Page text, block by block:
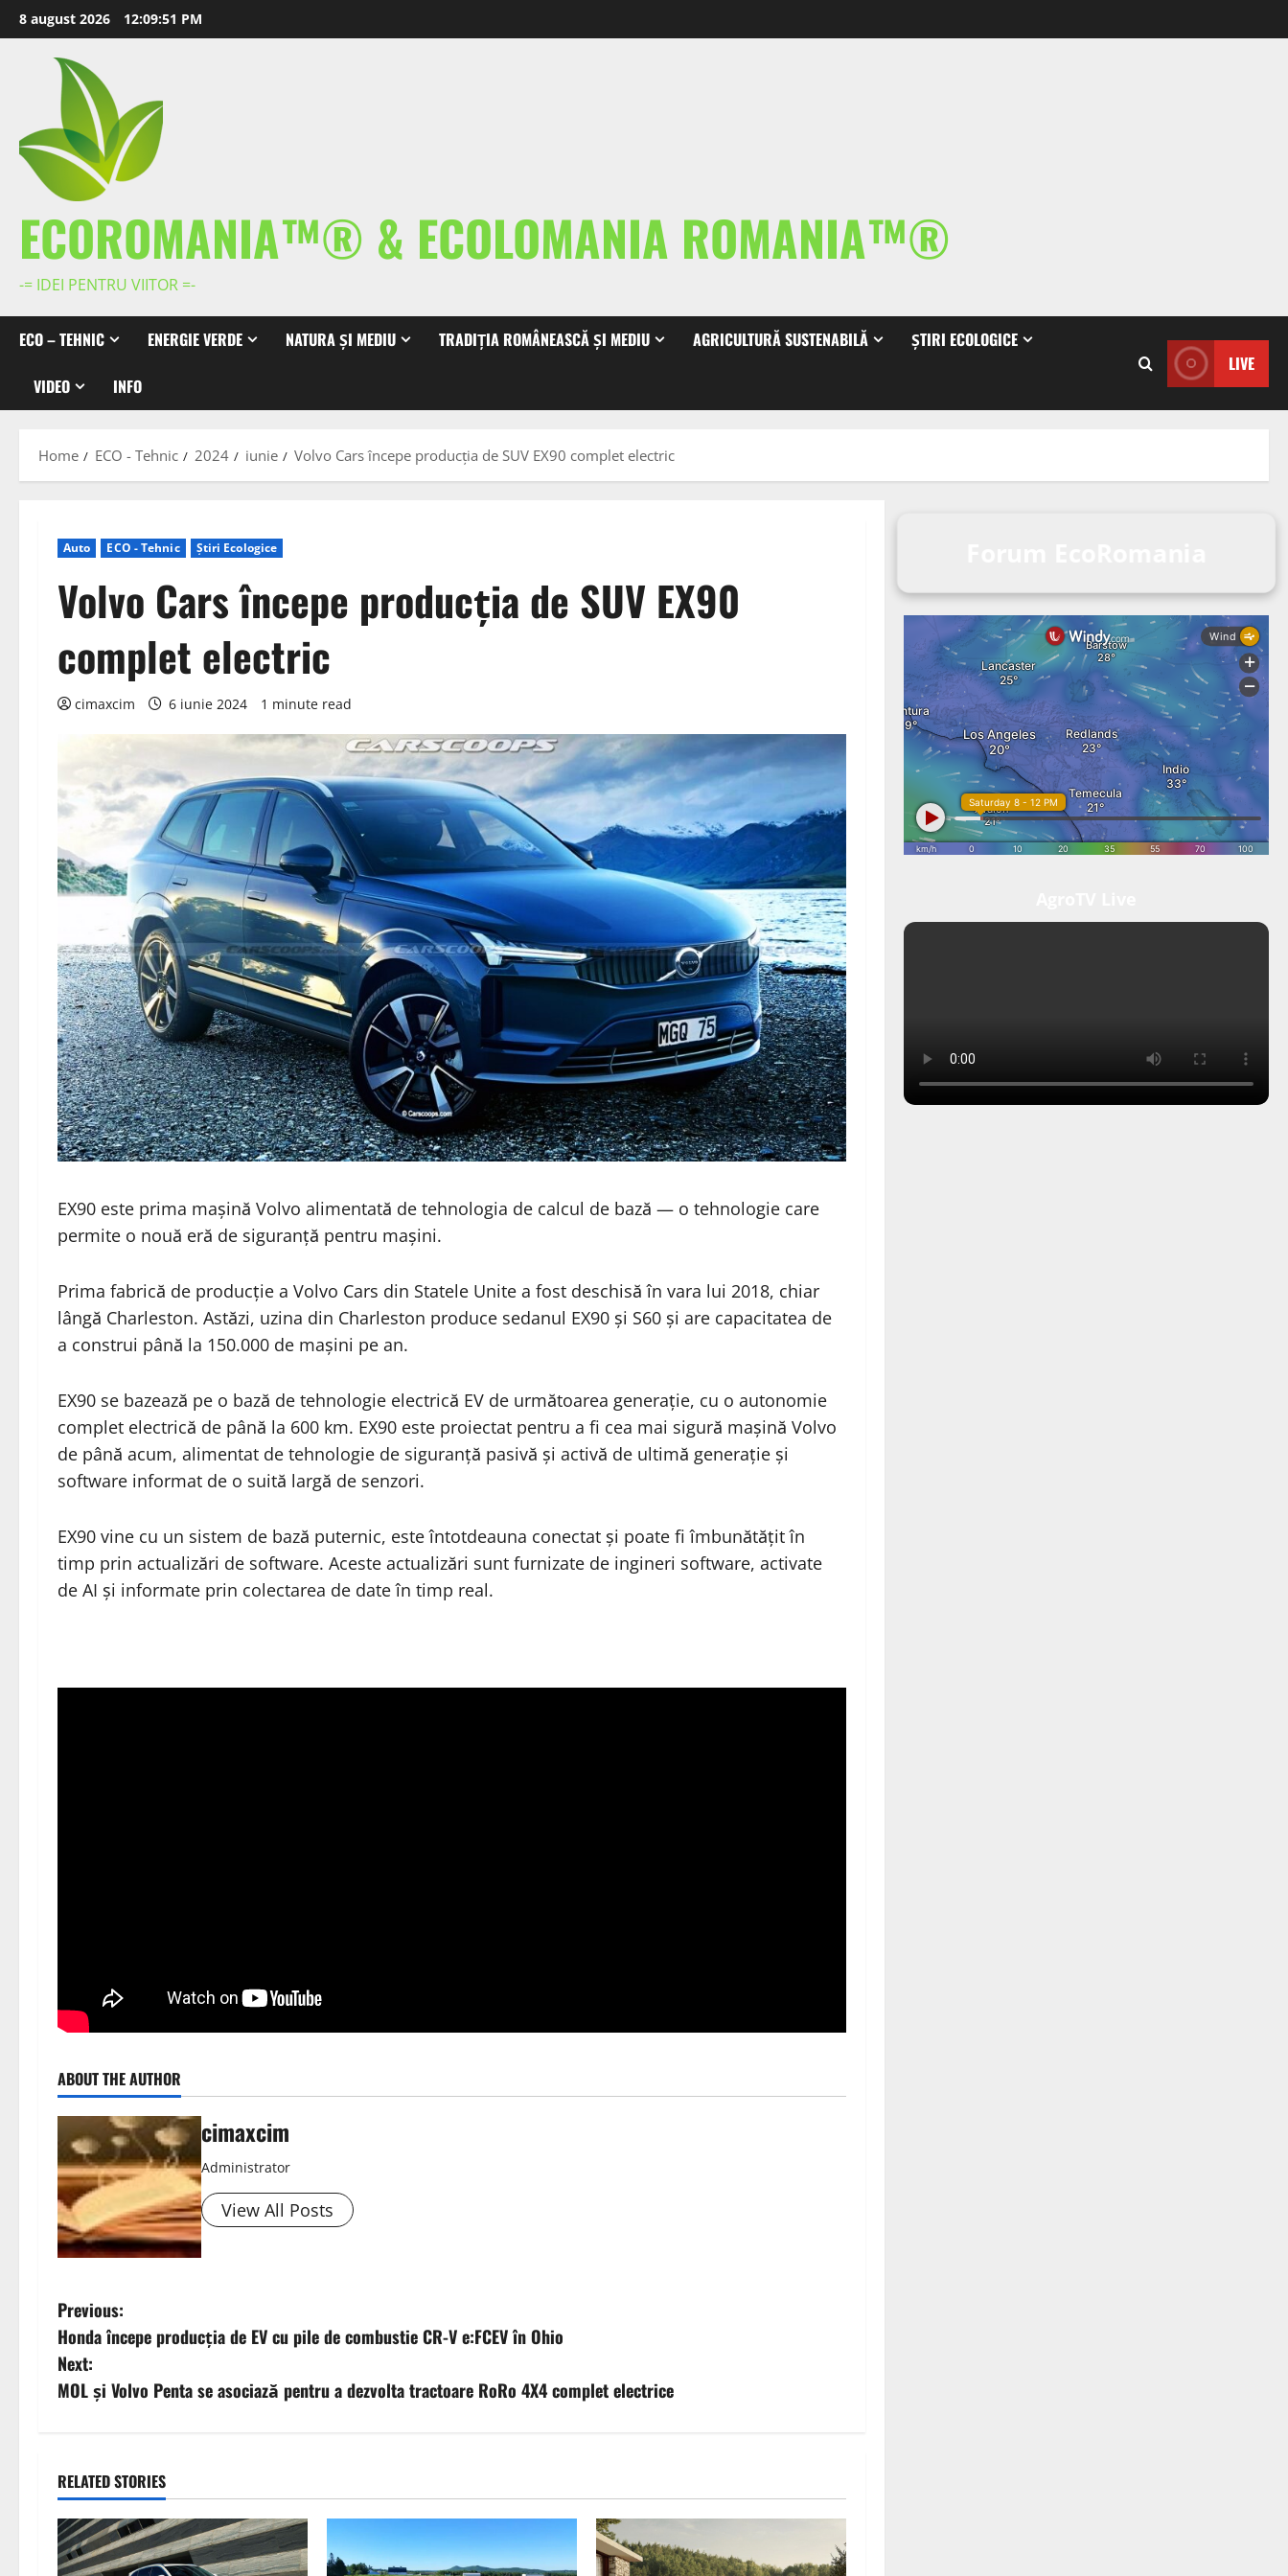
Skip
to
content
8 august 2026 12:09:52 PM
ECOROMANIA™® & ECOLOMANIA ROMANIA™®
-= IDEI PENTRU VIITOR =-
ECO – TEHNIC ENERGIE VERDE NATURA ȘI MEDIU TRADIȚIA ROMÂNEASCĂ ȘI MEDIU AGRICULTURĂ SUSTENABILĂ ȘTIRI ECOLOGICE
VIDEO INFO
LIVE
Home ECO - Tehnic 2024 iunie Volvo Cars începe producția de SUV EX90 complet electric
Auto ECO - Tehnic Știri Ecologice
Volvo Cars începe producția de SUV EX90
complet electric
cimaxcim 6 iunie 2024 1 minute read
EX90 este prima mașină Volvo alimentată de tehnologia de calcul de bază — o tehnologie care
permite o nouă eră de siguranță pentru mașini.
Prima fabrică de producție a Volvo Cars din Statele Unite a fost deschisă în vara lui 2018, chiar
lângă Charleston. Astăzi, uzina din Charleston produce sedanul EX90 și S60 și are capacitatea de
a construi până la 150.000 de mașini pe an.
EX90 se bazează pe o bază de tehnologie electrică EV de următoarea generație, cu o autonomie
complet electrică de până la 600 km. EX90 este proiectat pentru a fi cea mai sigură mașină Volvo
de până acum, alimentat de tehnologie de siguranță pasivă și activă de ultimă generație și
software informat de o suită largă de senzori.
EX90 vine cu un sistem de bază puternic, este întotdeauna conectat și poate fi îmbunătățit în
timp prin actualizări de software. Aceste actualizări sunt furnizate de ingineri software, activate
de AI și informate prin colectarea de date în timp real.
ABOUT THE AUTHOR
cimaxcim
Administrator
View All Posts
P
o
s
n
a
v
Previous:
Honda începe producția de EV cu pile de combustie CR-V e:FCEV în Ohio
Next:
MOL și Volvo Penta se asociază pentru a dezvolta tractoare RoRo 4X4 complet electrice
RELATED STORIES